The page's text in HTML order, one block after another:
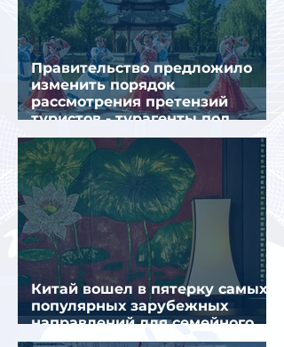
Правительство предложило
изменить порядок
рассмотрения претензий
туристов - турагенты под
ударом!
Китай вошел в пятерку самых
популярных зарубежных
направлений для семейного
отдыха летом